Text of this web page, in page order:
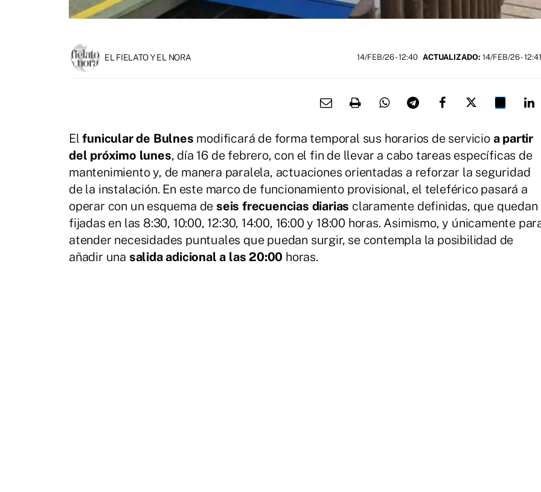
EL FIELATO Y EL NORA 14/FEB/26- 12:40 ACTUALIZADO: 14/FEB/26 - 12:41
Elfunicular de Bulnes modificará de forma temporal sus horarios de servicio a partir
del próximo lunes, día 16 de febrero, con el fin de llevar a cabo tareas específicas de
mantenimiento y, de manera paralela, actuaciones orientadas a reforzar la seguridad
de la instalación. En este marco de funcionamiento provisional, el teleférico pasará a
operar con un esquema de seis frecuencias diarias claramente definidas, que quedan
fijadas en las 8:30, 10:00, 12:30, 14:00, 16:00 y 18:00 horas. Asimismo, y únicamente
atender necesidades puntuales que puedan surgir, se contempla la posibilidad de
añadir una salida adicional a las 20:00 horas.